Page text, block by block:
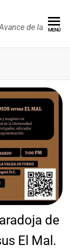
de la
MENÚ
de
El Mal.